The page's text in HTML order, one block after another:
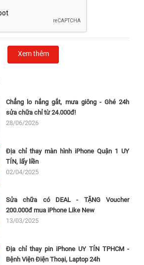
Xem thêm
Chẳng lo nắng gắt, mưa giông - Ghé 24h
sửa chữa chỉ từ 24.000đ!
28/06/2026
Địa chỉ thay màn hình iPhone Quận 1 UY
TÍN, lấy liền
02/04/2025
Sửa chữa có DEAL - TẶNG Voucher
200.000đ mua iPhone Like New
13/03/2025
Địa chỉ thay pin iPhone UY TÍN TPHCM -
Bệnh Viện Điện Thoại, Laptop 24h